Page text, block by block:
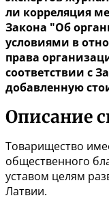
ли корреляция
Закона "Об
условиями в
права
соответствии с
добавленную
Описание
Товарищество
общественного
уставом целям
Латвии.